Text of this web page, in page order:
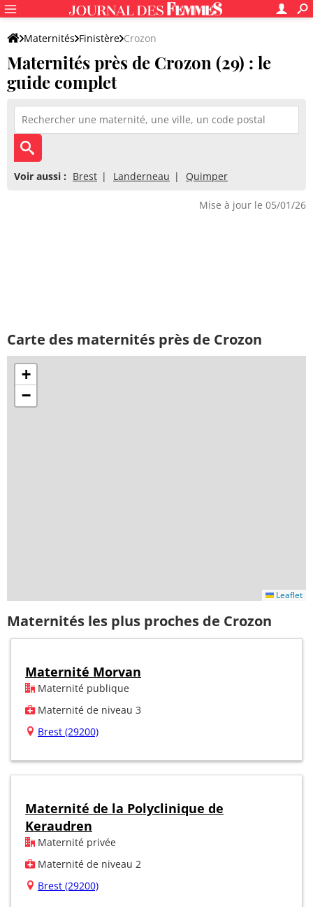
Maternités Finistère Crozon
Maternités près de Crozon (29) : le
guide complet
Voir aussi : Brest Landerneau Quimper
Mise à jour le 05/01/26
Carte des maternités près de Crozon
+
−
Leaflet
Maternités les plus proches de Crozon
Maternité Morvan
Maternité publique
Maternité de niveau 3
Brest (29200)
Maternité de la Polyclinique de
Keraudren
Maternité privée
Maternité de niveau 2
Brest (29200)